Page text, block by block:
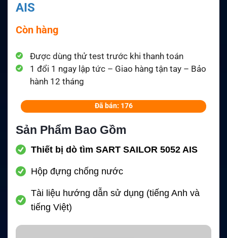
AIS
Còn hàng
Được dùng thử test trước khi thanh toán
1 đổi 1 ngay lập tức – Giao hàng tận tay – Bảo
hành 12 tháng
Đã bán: 176
Sản Phẩm Bao Gồm
Thiết bị dò tìm SART SAILOR 5052 AIS
Hộp đựng chống nước
Tài liệu hướng dẫn sử dụng (tiếng Anh và
tiếng Việt)